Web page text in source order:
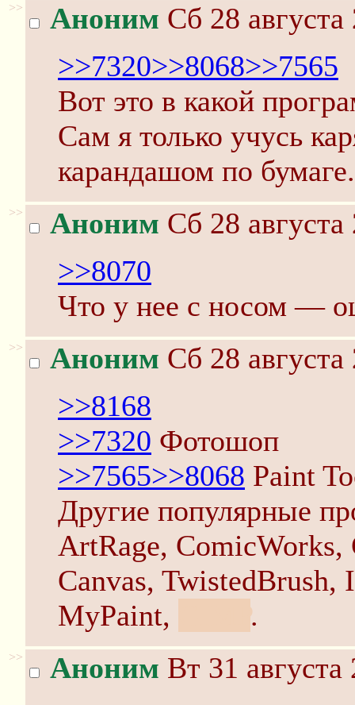
>> Аноним Сб 28
>>7320>>8068>>7565
Вот это в какой
Сам я только учусь
карандашом по бумаге.
>> Аноним Сб 28
>>8070
Что у нее с носом —
>> Аноним Сб 28
>>8168
>>7320 Фотошоп
>>7565>>8068 Paint
Другие популярные
ArtRage, ComicWorks,
Canvas,
MyPaint,
.
>> Аноним Вт 31